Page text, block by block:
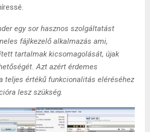
egy sor hasznos szolgáltatást
fájlkezelő alkalmazás ami,
tartalmak kicsomagolását, újak
Azt azért érdemes
teljes értékű funkcionalitás eléréséhez
lesz szükség.